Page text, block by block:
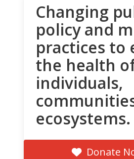
Changing
policy and
practices to
the health
individuals,
ecosystems.
Donate